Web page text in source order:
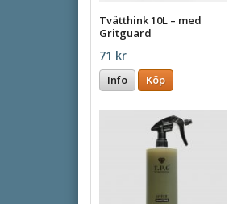
Tvätthink 10L – med
Gritguard
71 kr
Info Köp